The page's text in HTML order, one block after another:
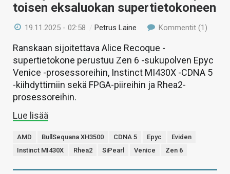
toisen eksaluokan supertietokoneen
19.11.2025 - 02:58 /Petrus Laine Kommentit (1)
Ranskaan sijoitettava Alice Recoque -
supertietokone perustuu Zen 6 -sukupolven Epyc
Venice -prosessoreihin, Instinct MI430X -CDNA 5
-kiihdyttimiin sekä FPGA-piireihin ja Rhea2-
prosessoreihin.
Lue lisää
AMD BullSequana XH3500 CDNA 5 Epyc
Eviden
Instinct MI430X
Rhea2 SiPearl Venice Zen 6